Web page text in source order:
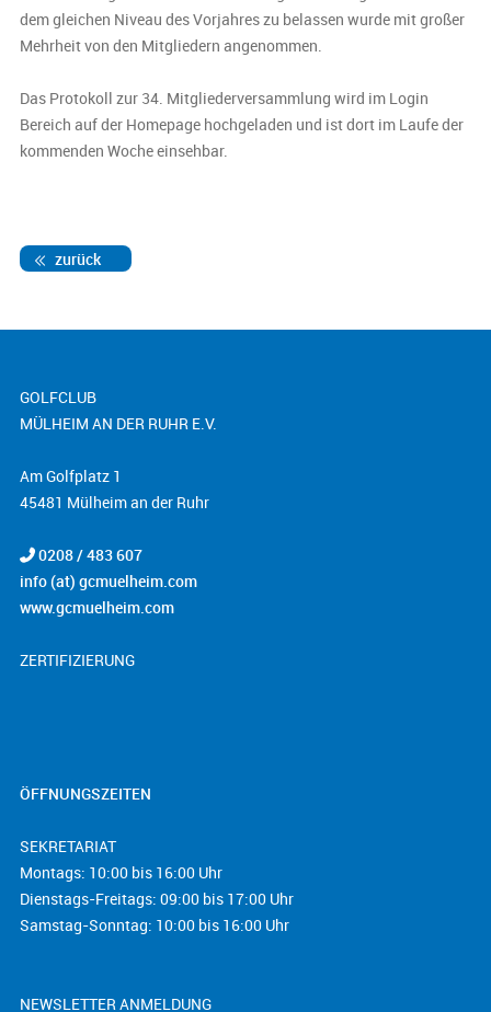
dem gleichen Niveau des Vorjahres zu belassen wurde mit großer
Mehrheit von den Mitgliedern angenommen.
Das Protokoll zur 34. Mitgliederversammlung wird im Login
Bereich auf der Homepage hochgeladen und ist dort im Laufe der
kommenden Woche einsehbar.
zurück
GOLFCLUB
MÜLHEIM AN DER RUHR E.V.
Am Golfplatz 1
45481 Mülheim an der Ruhr
0208 / 483 607
info (at) gcmuelheim.com
www.gcmuelheim.com
ZERTIFIZIERUNG
ÖFFNUNGSZEITEN
SEKRETARIAT
Montags: 10:00 bis 16:00 Uhr
Dienstags-Freitags: 09:00 bis 17:00 Uhr
Samstag-Sonntag: 10:00 bis 16:00 Uhr
NEWSLETTER ANMELDUNG